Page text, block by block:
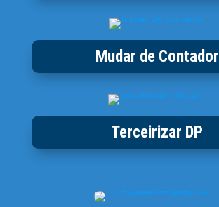
Mudar de Contador
Terceirizar DP